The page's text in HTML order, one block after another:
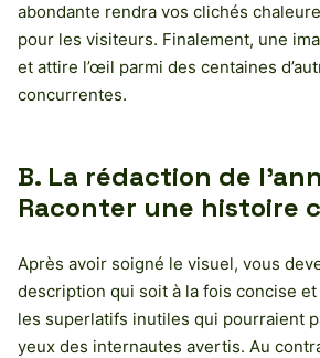
abondante rendra vos clichés
pour les visiteurs. Finalement, une
et attire l’œil parmi des centaines
concurrentes.
B. La rédaction de
Raconter une histoire
Après avoir soigné le visuel, vous
description qui soit à la fois concise
les superlatifs inutiles qui pourraient
yeux des internautes avertis. Au